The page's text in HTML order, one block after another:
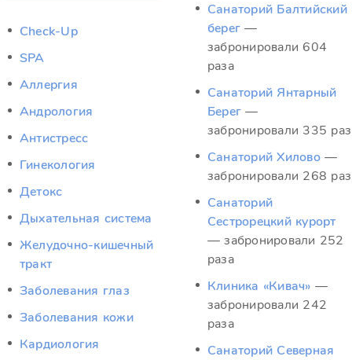
Check-Up
SPA
Аллергия
Андрология
Антистресс
Гинекология
Детокс
Дыхательная система
Желудочно-кишечный
тракт
Заболевания глаз
Заболевания кожи
Кардиология
Санаторий Балтийский
берег —
забронировали 604
раза
Санаторий Янтарный
Берег —
забронировали 335 раз
Санаторий Хилово —
забронировали 268 раз
Санаторий
Сестрорецкий курорт
— забронировали 252
раза
Клиника «Кивач» —
забронировали 242
раза
Санаторий Северная